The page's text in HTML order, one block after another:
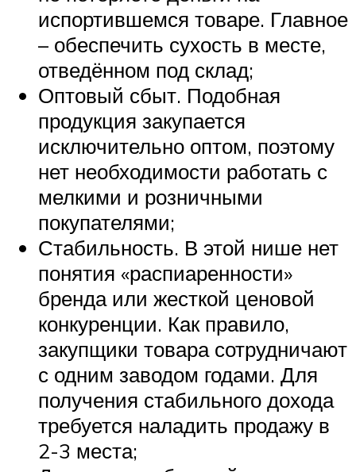
испортившемся товаре. Главное
– обеспечить сухость в месте,
отведённом под склад;
Оптовый сбыт. Подобная
продукция закупается
исключительно оптом, поэтому
нет необходимости работать с
мелкими и розничными
покупателями;
Стабильность. В этой нише нет
понятия «распиаренности»
бренда или жесткой ценовой
конкуренции. Как правило,
закупщики товара сотрудничают
с одним заводом годами. Для
получения стабильного дохода
требуется наладить продажу в
2-3 места;